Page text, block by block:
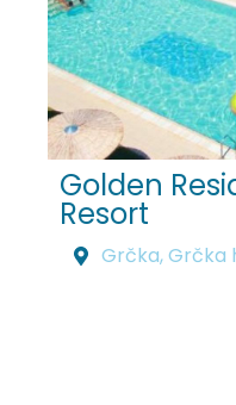
Golden
Resort
Grčka,Grčka